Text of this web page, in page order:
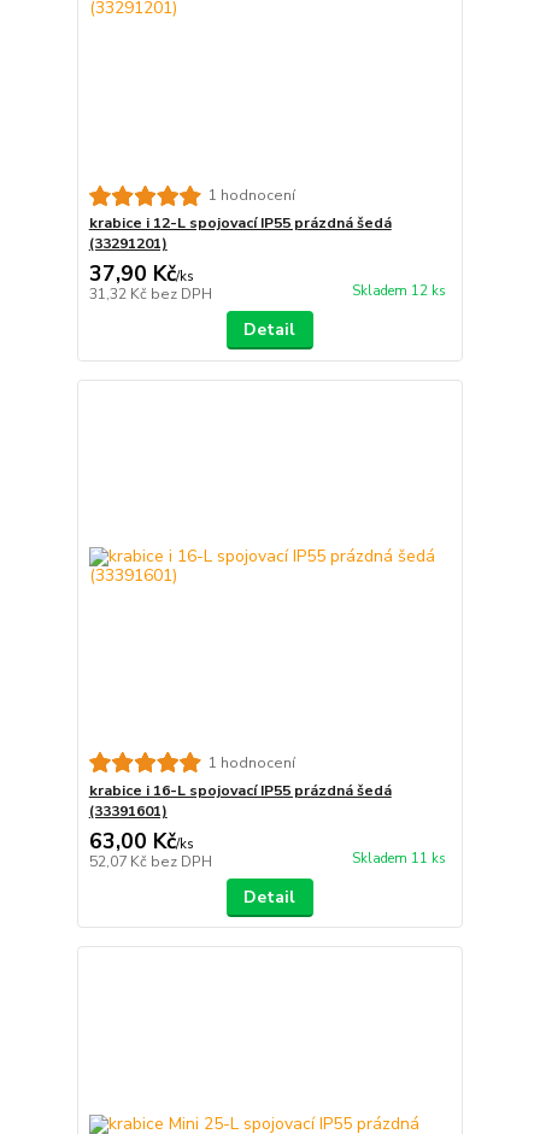
1 hodnocení
krabice i 12-L spojovací IP55 prázdná šedá
(33291201)
37,90 Kč/ks
31,32 Kč bez DPH Skladem 12 ks
Detail
1 hodnocení
krabice i 16-L spojovací IP55 prázdná šedá
(33391601)
63,00 Kč/ks
52,07 Kč bez DPH Skladem 11 ks
Detail